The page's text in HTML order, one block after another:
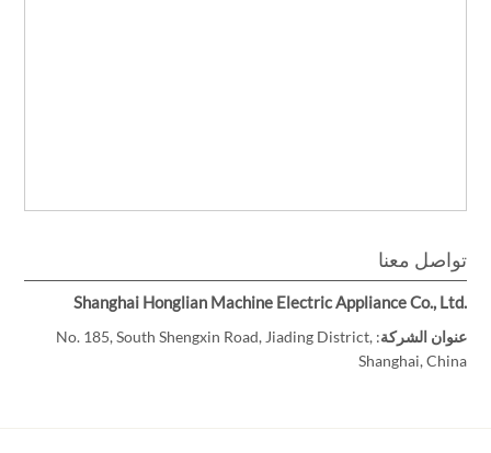
تواصل معنا
Shanghai Honglian Machine Electric Appliance Co., Ltd.
عنوان الشركة : No. 185, South Shengxin Road, Jiading District,
Shanghai, China